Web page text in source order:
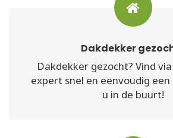
Dakdekker
Dakdekker gezocht? Vind
expert snel en eenvoudig
u in de buurt!